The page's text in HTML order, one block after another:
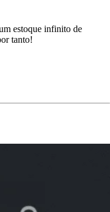
estoque infinito de
tanto!